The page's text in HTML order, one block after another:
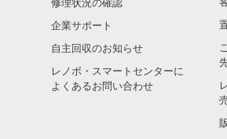
企業サポート
自主回収のお知らせ
レノボ・スマートセンターに
よくあるお問い合わせ